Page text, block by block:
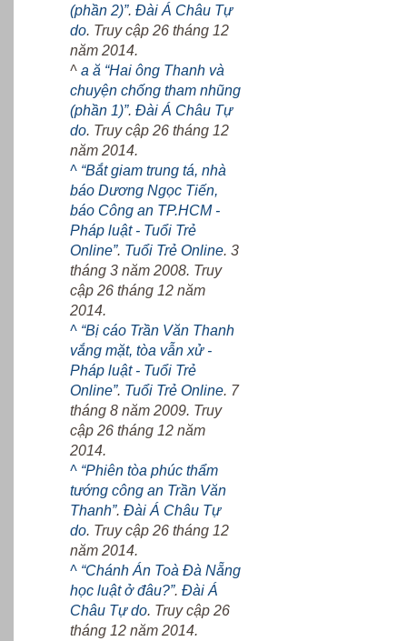
(phần 2)”. Đài Á Châu Tự
do. Truy cập 26 tháng 12
năm 2014.
^ a ă “Hai ông Thanh và
chuyện chống tham nhũng
(phần 1)”. Đài Á Châu Tự
do. Truy cập 26 tháng 12
năm 2014.
^ “Bắt giam trung tá, nhà
báo Dương Ngọc Tiến,
báo Công an TP.HCM -
Pháp luật - Tuổi Trẻ
Online”. Tuổi Trẻ Online. 3
tháng 3 năm 2008. Truy
cập 26 tháng 12 năm
2014.
^ “Bị cáo Trần Văn Thanh
vắng mặt, tòa vẫn xử -
Pháp luật - Tuổi Trẻ
Online”. Tuổi Trẻ Online. 7
tháng 8 năm 2009. Truy
cập 26 tháng 12 năm
2014.
^ “Phiên tòa phúc thẩm
tướng công an Trần Văn
Thanh”. Đài Á Châu Tự
do. Truy cập 26 tháng 12
năm 2014.
^ “Chánh Án Toà Đà Nẵng
học luật ở đâu?”. Đài Á
Châu Tự do. Truy cập 26
tháng 12 năm 2014.